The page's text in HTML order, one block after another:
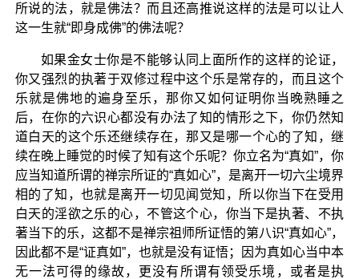
所说的法，就是佛法？而且还高推说这样的法是可以让人
这一生就“即身成佛”的佛法呢？
如果金女士你是不能够认同上面所作的这样的论证，
你又强烈的执著于双修过程中这个乐是常存的，而且这个
乐就是佛地的遍身至乐，那你又如何证明你当晚熟睡之
后，在你的六识心都没有办法了知的情形之下，你仍然知
道白天的这个乐还继续存在，那又是哪一个心的了知，继
续在晚上睡觉的时候了知有这个乐呢？你立名为“真如”，你
应当知道所谓的禅宗所证的“真如心”，是离开一切六尘境界
相的了知，也就是离开一切见闻觉知，所以你当下在受用
白天的淫欲之乐的心，不管这个心，你当下是执著、不执
著当下的乐，这都不是禅宗祖师所证悟的第八识“真如心”，
因此都不是“证真如”，也就是没有证悟；因为真如心当中本
无一法可得的缘故，更没有所谓有领受乐境，或者是执